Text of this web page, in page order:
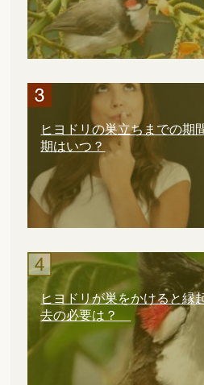
ヒヨドリの巣立ちまでの期
期はいつ？
ヒヨドリが巣をかけると縁
去の必要は？